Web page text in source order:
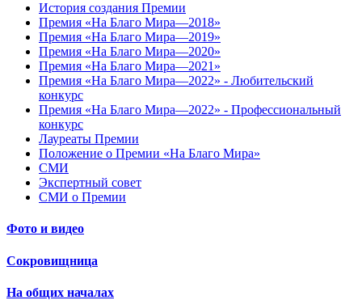
История создания Премии
Премия «На Благо Мира—2018»
Премия «На Благо Мира—2019»
Премия «На Благо Мира—2020»
Премия «На Благо Мира—2021»
Премия «На Благо Мира—2022» - Любительский
конкурс
Премия «На Благо Мира—2022» - Профессиональный
конкурс
Лауреаты Премии
Положение о Премии «На Благо Мира»
СМИ
Экспертный совет
СМИ о Премии
Фото и видео
Сокровищница
На общих началах